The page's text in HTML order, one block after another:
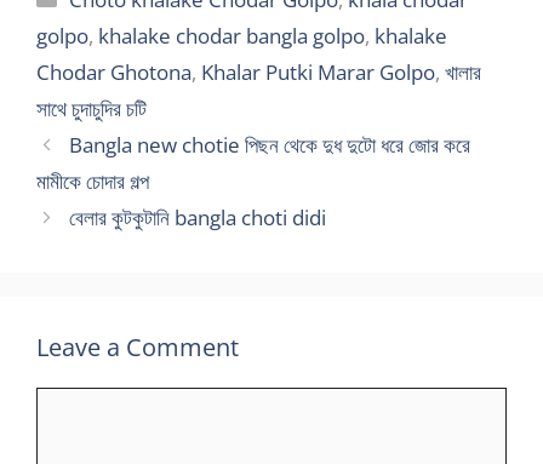
golpo, khalake chodar bangla golpo, khalake
Chodar Ghotona, Khalar Putki Marar Golpo, খালার
সাথে চুদাচুদির চটি
Bangla new chotie পিছন থেকে দুধ দুটো ধরে জোর করে
মামীকে চোদার গল্প
বেলার কুটকুটানি bangla choti didi
Leave a Comment